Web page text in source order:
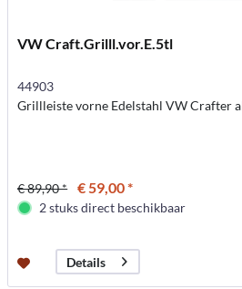
VW Craft.Grilll.vor.E.5tl
44903
Grillleiste vorne Edelstahl VW Crafter
€ 89,90 * € 59,00 *
2 stuks direct beschikbaar
Details